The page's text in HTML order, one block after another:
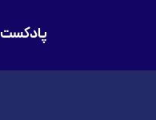
پادکست